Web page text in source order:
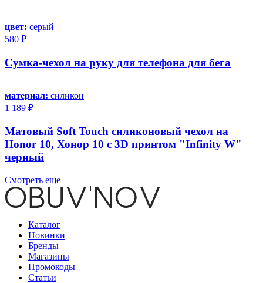
цвет: серый
580 ₽
Сумка-чехол на руку для телефона для бега
материал: силикон
1 189 ₽
Матовый Soft Touch силиконовый чехол на
Honor 10, Хонор 10 с 3D принтом "Infinity W"
черный
Смотреть еще
Каталог
Новинки
Бренды
Магазины
Промокоды
Статьи